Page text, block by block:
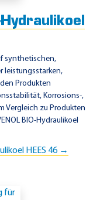
synthetischen,
leistungsstarken,
Produkten
Korrosions-,
Vergleich zu Produkten
BIO-Hydraulikoel
HEES 46 →